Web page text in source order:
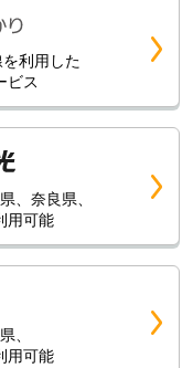
利用した
ビス
、奈良県、
用可能
、
用可能